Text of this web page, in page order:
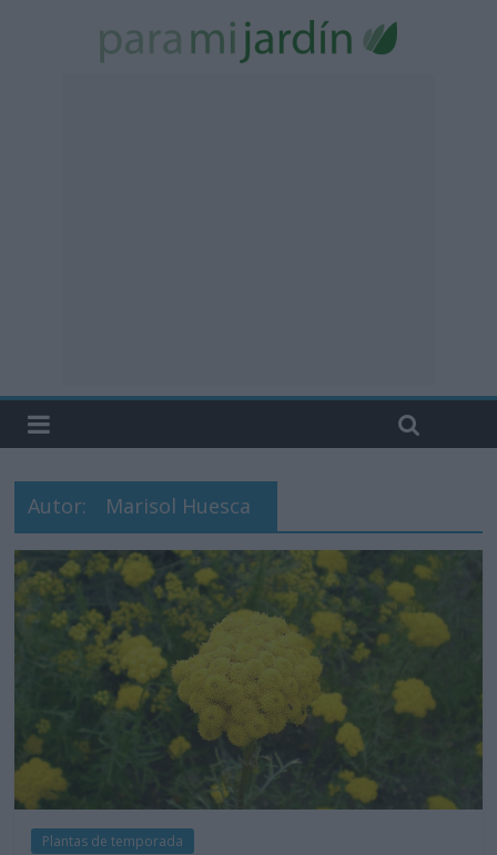
Autor: Marisol Huesca
Plantas de temporada